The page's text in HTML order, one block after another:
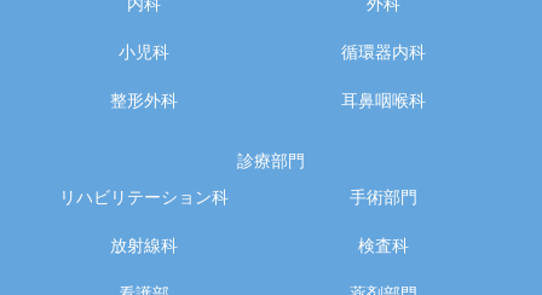
内科
外科
小児科 循環器内科
整形外科 耳鼻咽喉科
診療部門
リハビリテーション科
手術部門
放射線科 検査科